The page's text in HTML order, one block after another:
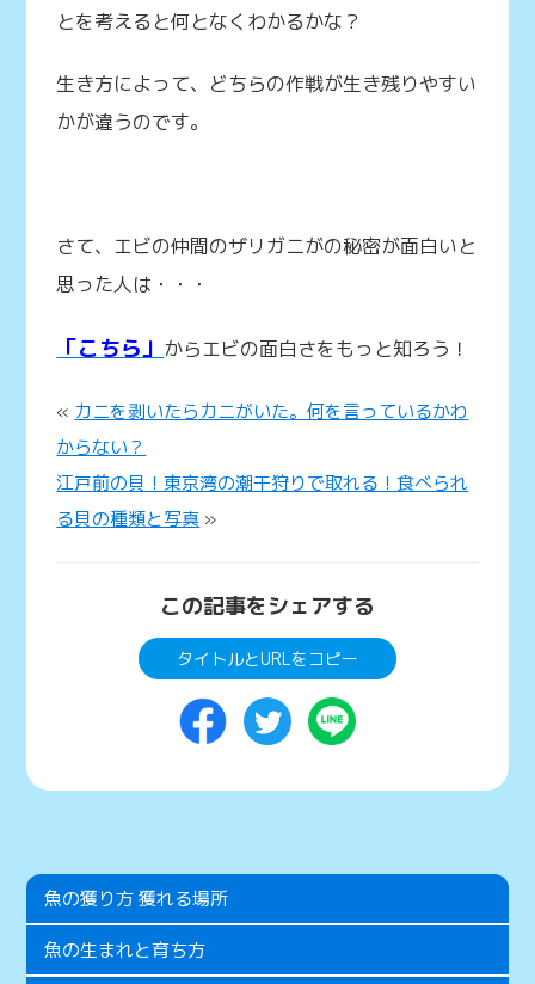
とを考えると何となくわかるかな？
生き方によって、どちらの作戦が生き残りやすい
かが違うのです。
さて、エビの仲間のザリガニがの秘密が面白いと
思った人は・・・
「こちら」 からエビの面白さをもっと知ろう！
« カニを剥いたらカニがいた。何を言っているかわ
からない？
江戸前の貝！東京湾の潮干狩りで取れる！食べられ
る貝の種類と写真 »
この記事をシェアする
タイトルとURLをコピー
魚の獲り方 獲れる場所
魚の生まれと育ち方